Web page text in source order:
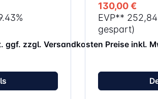
ggf. zzgl. Versandkosten
passende
auswählen Zur Aufbewahrung flach
zusammenklappbar Geeignet
Formate A4
130,00 €
EVP**
gespart)
Preise inkl.